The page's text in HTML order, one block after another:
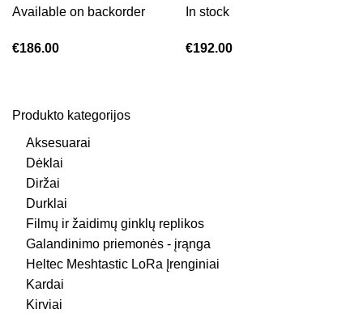
Produkto kategorijos
Aksesuarai
Dėklai
Diržai
Durklai
Filmų ir žaidimų ginklų replikos
Galandinimo priemonės - įrąnga
Heltec Meshtastic LoRa Įrenginiai
Kardai
Kirviai
Available on backorder
€186.00
In stock
€192.00